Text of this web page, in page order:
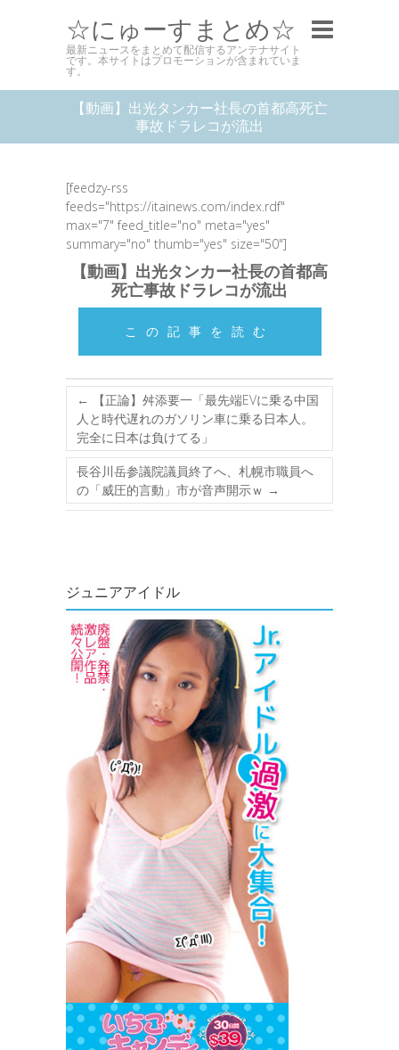
☆にゅーすまとめ☆
最新ニュースをまとめて配信するアンテナサイト
です。本サイトはプロモーションが含まれていま
す。
【動画】出光タンカー社長の首都高死亡
事故ドラレコが流出
[feedzy-rss
feeds="https://itainews.com/index.rdf"
max="7" feed_title="no" meta="yes"
summary="no" thumb="yes" size="50"]
【動画】出光タンカー社長の首都高
死亡事故ドラレコが流出
この記事を読む
←
【正論】舛添要一「最先端EVに乗る中国
人と時代遅れのガソリン車に乗る日本人。
完全に日本は負けてる」
長谷川岳参議院議員終了へ、札幌市職員へ
の「威圧的言動」市が音声開示ｗ →
ジュニアアイドル